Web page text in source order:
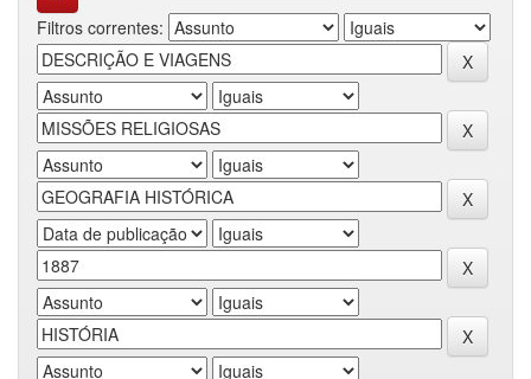
Filtros correntes: